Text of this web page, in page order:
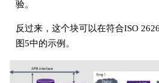
验。
反过来，这个块可以在符合ISO
图5中的示例。